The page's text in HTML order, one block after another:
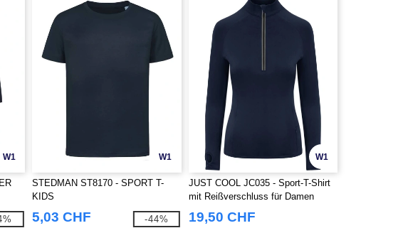
W1 W1
STEDMAN ST8170 - SPORT T-
KIDS
5,03 CHF -44%
W1
JUST COOL JC035 - Sport-T-Shirt
mit Reißverschluss für Damen
19,50 CHF